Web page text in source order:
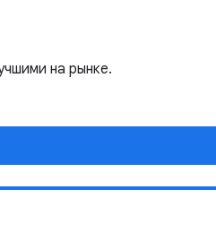
на рынке.